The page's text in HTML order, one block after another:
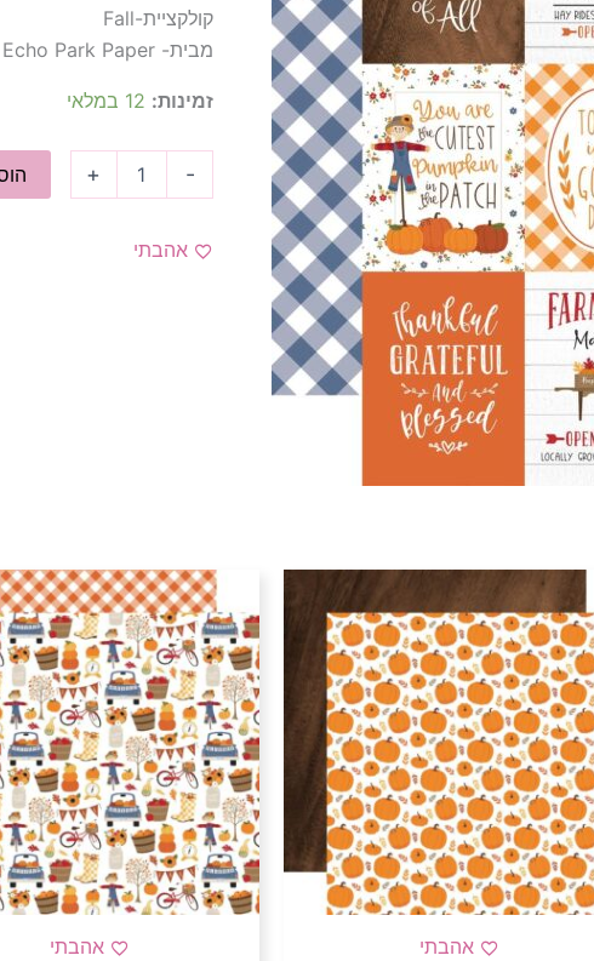
קולקציית-Fall
מבית- Echo Park Paper
זמינות: 12 במלאי
-
+
אהבתי
אהבתי אהבתי